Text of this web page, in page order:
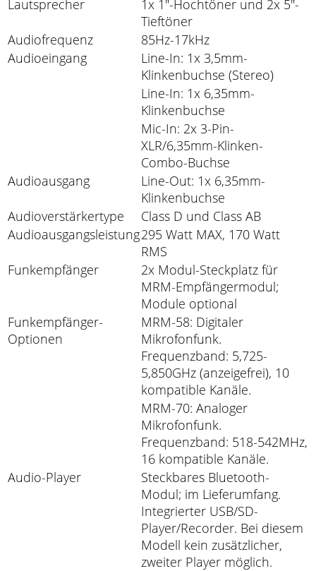
Lautsprecher
1x 1"-Hochtöner und 2x 5"-
Tieftöner
Audiofrequenz
85Hz-17kHz
Audioeingang
Line-In: 1x 3,5mm-
Klinkenbuchse (Stereo)
Line-In: 1x 6,35mm-
Klinkenbuchse
Mic-In: 2x 3-Pin-
XLR/6,35mm-Klinken-
Combo-Buchse
Audioausgang
Line-Out: 1x 6,35mm-
Klinkenbuchse
Audioverstärkertype
Class D und Class AB
Audioausgangsleistung295 Watt MAX, 170 Watt
RMS
Funkempfänger
2x Modul-Steckplatz für
MRM-Empfängermodul;
Module optional
Funkempfänger-
Optionen
MRM-58: Digitaler
Mikrofonfunk.
Frequenzband: 5,725-
5,850GHz (anzeigefrei), 10
kompatible Kanäle.
MRM-70: Analoger
Mikrofonfunk.
Frequenzband: 518-542MHz,
16 kompatible Kanäle.
Audio-Player
Steckbares Bluetooth-
Modul; im Lieferumfang.
Integrierter USB/SD-
Player/Recorder. Bei diesem
Modell kein zusätzlicher,
zweiter Player möglich.